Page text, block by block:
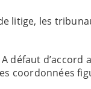
litige, les
défaut d’accord
coordonnées